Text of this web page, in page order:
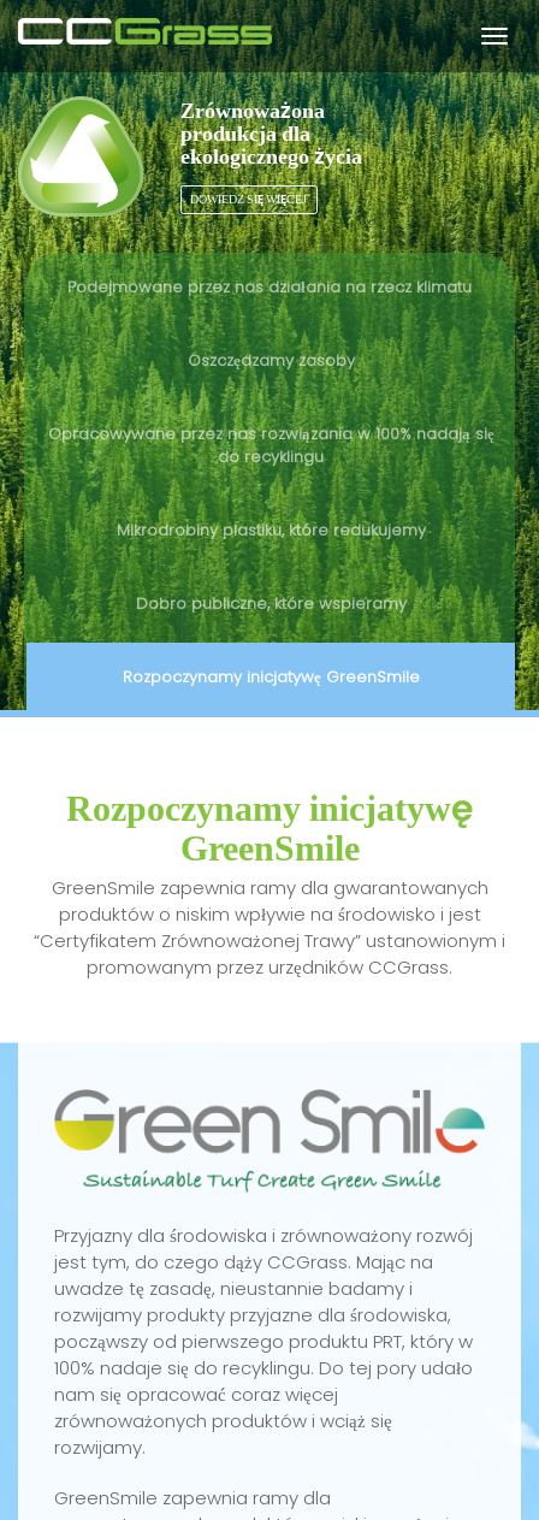
Zrównoważona
produkcja dla
ekologicznego życia
DOWIEDZ SIĘ WIĘCEJ
Podejmowane przez nas działania na rzecz klimatu
Oszczędzamy zasoby
Opracowywane przez nas rozwiązania w 100% nadają się
do recyklingu
Mikrodrobiny plastiku, które redukujemy
Dobro publiczne, które wspieramy
Rozpoczynamy inicjatywę GreenSmile
Rozpoczynamy inicjatywę
GreenSmile
GreenSmile zapewnia ramy dla gwarantowanych
produktów o niskim wpływie na środowisko i jest
“Certyfikatem Zrównoważonej Trawy” ustanowionym i
promowanym przez urzędników CCGrass.
Przyjazny dla środowiska i zrównoważony rozwój
jest tym, do czego dąży CCGrass. Mając na
uwadze tę zasadę, nieustannie badamy i
rozwijamy produkty przyjazne dla środowiska,
począwszy od pierwszego produktu PRT, który w
100% nadaje się do recyklingu. Do tej pory udało
nam się opracować coraz więcej
zrównoważonych produktów i wciąż się
rozwijamy.
GreenSmile zapewnia ramy dla